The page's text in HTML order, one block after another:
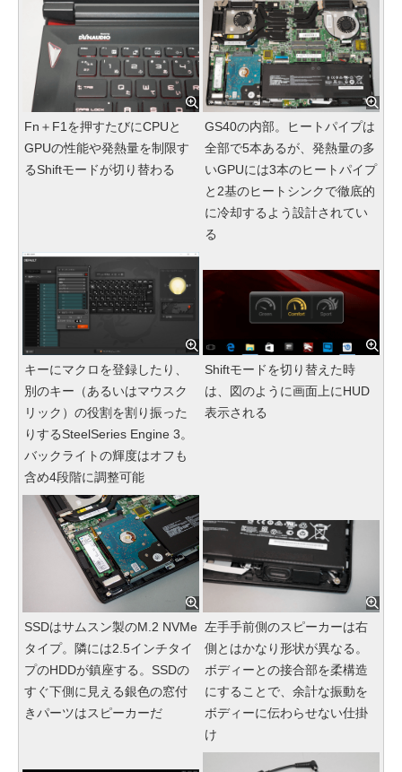
Fn＋F1を押すたびにCPUと
GPUの性能や発熱量を制限す
るShiftモードが切り替わる
GS40の内部。ヒートパイプは
全部で5本あるが、発熱量の多
いGPUには3本のヒートパイプ
と2基のヒートシンクで徹底的
に冷却するよう設計されてい
る
キーにマクロを登録したり、
別のキー（あるいはマウスク
リック）の役割を割り振った
りするSteelSeries Engine 3。
バックライトの輝度はオフも
含め4段階に調整可能
Shiftモードを切り替えた時
は、図のように画面上にHUD
表示される
SSDはサムスン製のM.2 NVMe
タイプ。隣には2.5インチタイ
プのHDDが鎮座する。SSDの
すぐ下側に見える銀色の窓付
きパーツはスピーカーだ
左手手前側のスピーカーは右
側とはかなり形状が異なる。
ボディーとの接合部を柔構造
にすることで、余計な振動を
ボディーに伝わらせない仕掛
け